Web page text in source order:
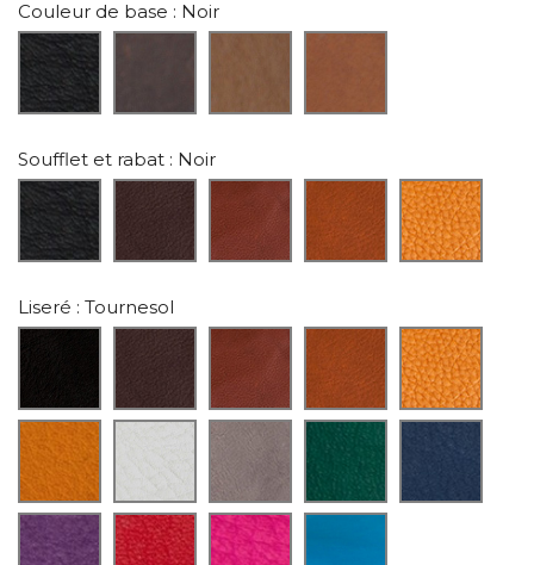
Couleur de base : Noir
Soufflet et rabat : Noir
Liseré : Tournesol